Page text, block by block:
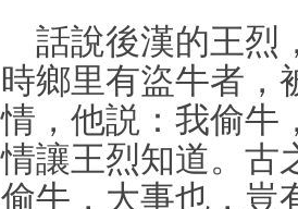
話說後漢的王烈
時鄉里有盜牛者，
情，他説：我偷牛
情讓王烈知道。古
偷牛，大事也，豈